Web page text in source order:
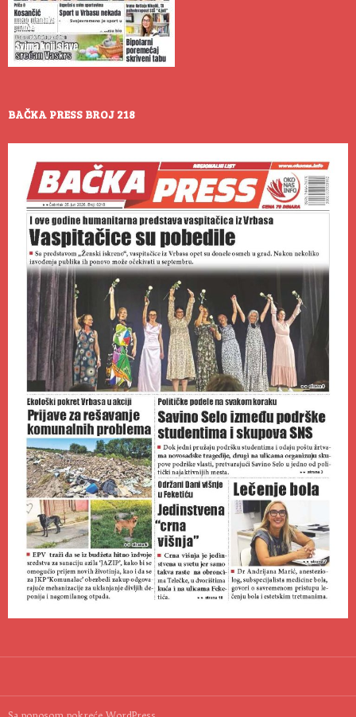
BAČKA PRESS BROJ 218